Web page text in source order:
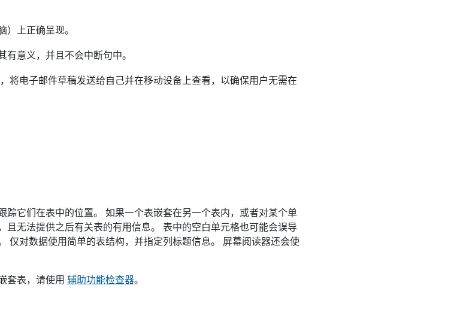
上正确呈现。
意义，并且不会中断句中。
将电子邮件草稿发送给自己并在移动设备上查看，以确保用户无需在
踪它们在表中的位置。 如果一个表嵌套在另一个表内，或者对某个单
且无法提供之后有关表的有用信息。 表中的空白单元格也可能会误导
仅对数据使用简单的表结构，并指定列标题信息。 屏幕阅读器还会使
套表，请使用 辅助功能检查器。